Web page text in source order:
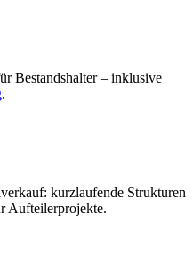
Bestandshalter – inklusive
.
kurzlaufende Strukturen
Aufteilerprojekte.